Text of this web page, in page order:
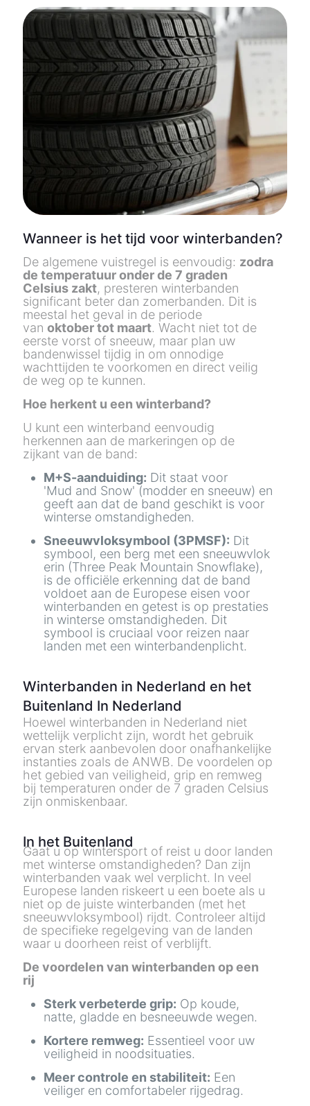
Wanneer is het tijd voor winterbanden?
De algemene vuistregel is eenvoudig: zodra
de temperatuur onder de 7 graden
Celsius zakt, presteren winterbanden
significant beter dan zomerbanden. Dit is
meestal het geval in de periode
van oktober tot maart. Wacht niet tot de
eerste vorst of sneeuw, maar plan uw
bandenwissel tijdig in om onnodige
wachttijden te voorkomen en direct veilig
de weg op te kunnen.
Hoe herkent u een winterband?
U kunt een winterband eenvoudig
herkennen aan de markeringen op de
zijkant van de band:
M+S-aanduiding: Dit staat voor
'Mud and Snow' (modder en sneeuw) en
geeft aan dat de band geschikt is voor
winterse omstandigheden.
Sneeuwvloksymbool (3PMSF): Dit
symbool, een berg met een sneeuwvlok
erin (Three Peak Mountain Snowflake),
is de officiële erkenning dat de band
voldoet aan de Europese eisen voor
winterbanden en getest is op prestaties
in winterse omstandigheden. Dit
symbool is cruciaal voor reizen naar
landen met een winterbandenplicht.
Winterbanden in Nederland en het
Buitenland In Nederland
Hoewel winterbanden in Nederland niet
wettelijk verplicht zijn, wordt het gebruik
ervan sterk aanbevolen door onafhankelijke
instanties zoals de ANWB. De voordelen op
het gebied van veiligheid, grip en remweg
bij temperaturen onder de 7 graden Celsius
zijn onmiskenbaar.
In het Buitenland
Gaat u op wintersport of reist u door landen
met winterse omstandigheden? Dan zijn
winterbanden vaak wel verplicht. In veel
Europese landen riskeert u een boete als u
niet op de juiste winterbanden (met het
sneeuwvloksymbool) rijdt. Controleer altijd
de specifieke regelgeving van de landen
waar u doorheen reist of verblijft.
De voordelen van winterbanden op een
rij
Sterk verbeterde grip: Op koude,
natte, gladde en besneeuwde wegen.
Kortere remweg: Essentieel voor uw
veiligheid in noodsituaties.
Meer controle en stabiliteit: Een
veiliger en comfortabeler rijgedrag.